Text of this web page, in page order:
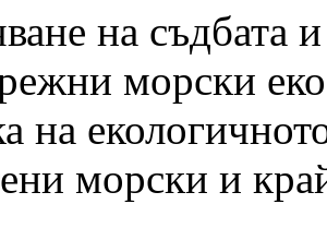
на съдбата
морски
на
морски и